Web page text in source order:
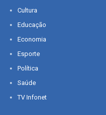
Cultura
Educação
Economia
Esporte
Política
Saúde
TV Infonet